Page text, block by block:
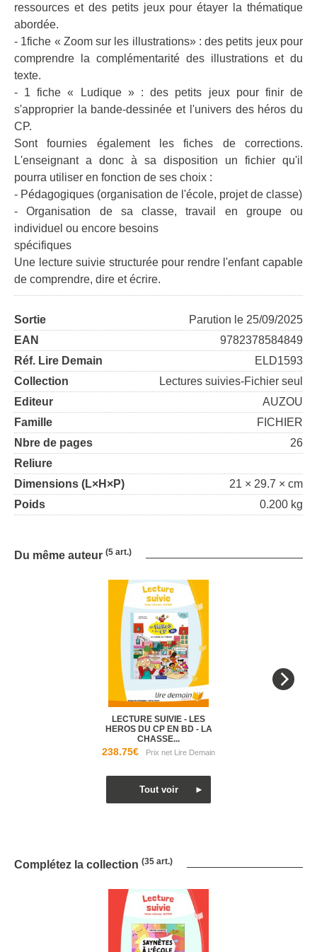
ressources et des petits jeux pour étayer la thématique
abordée.
- 1fiche « Zoom sur les illustrations» : des petits jeux pour
comprendre la complémentarité des illustrations et du
texte.
- 1 fiche « Ludique » : des petits jeux pour finir de
s'approprier la bande-dessinée et l'univers des héros du
CP.
Sont fournies également les fiches de corrections.
L'enseignant a donc à sa disposition un fichier qu'il
pourra utiliser en fonction de ses choix :
- Pédagogiques (organisation de l'école, projet de classe)
- Organisation de sa classe, travail en groupe ou
individuel ou encore besoins
spécifiques
Une lecture suivie structurée pour rendre l'enfant capable
de comprendre, dire et écrire.
Sortie
Parution le 25/09/2025
EAN
9782378584849
Réf. Lire Demain
ELD1593
Collection
Lectures suivies-Fichier seul
Editeur
AUZOU
Famille
FICHIER
Nbre de pages
26
Reliure
Dimensions (L×H×P)
21 × 29.7 × cm
Poids
0.200 kg
Du même auteur (5 art.)
LECTURE SUIVIE - LES
HEROS DU CP EN BD - LA
CHASSE...
238.75€
Complétez la collection (35 art.)